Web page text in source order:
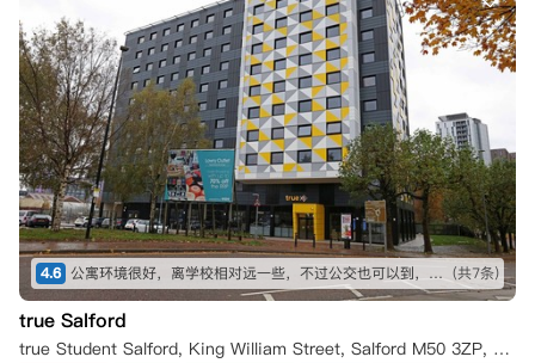
4.6 公寓环境很好，离学校相对远一些，不过公交也可以到，比较方便 (共7条)
true Salford
true Student Salford, King William Street, Salford M50 3ZP, UK